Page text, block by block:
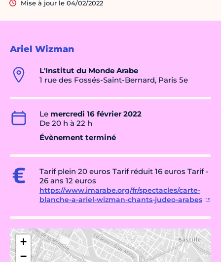
Ariel Wizman
L'Institut du Monde Arabe
1 rue des Fossés-Saint-Bernard, Paris 5e
Le mercredi 16 février 2022
De 20 h à 22 h
Évènement terminé
Tarif plein 20 euros Tarif réduit 16 euros Tarif -
26 ans 12 euros
https://www.imarabe.org/fr/spectacles/carte-
blanche-a-ariel-wizman-chants-judeo-arabes
+
−
Mise à jour le 04/02/2022